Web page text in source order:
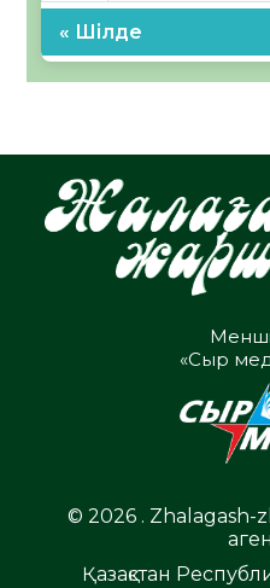
« Шілде
«Сыр
© 2026 . Zhalagash-
Қазақстан